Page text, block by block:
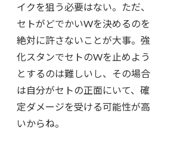
イクを狙う必要はない。ただ、
セトがどでかいWを決めるのを
絶対に許さないことが大事。強
化スタンでセトのWを止めよう
とするのは難しいし、その場合
は自分がセトの正面にいて、確
定ダメージを受ける可能性が高
いからね。